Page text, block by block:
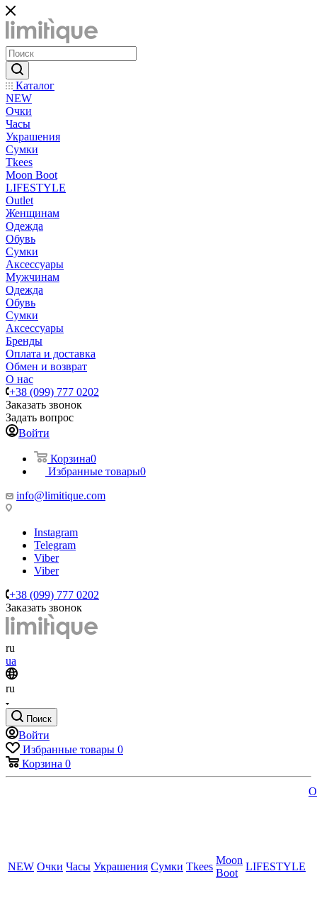
Каталог
NEW
Очки
Часы
Украшения
Сумки
Tkees
Moon Boot
LIFESTYLE
Outlet
Женщинам
Одежда
Обувь
Сумки
Аксессуары
Мужчинам
Одежда
Обувь
Сумки
Аксессуары
Бренды
Оплата и доставка
Обмен и возврат
О нас
+38 (099) 777 0202
Заказать звонок
Задать вопрос
Войти
Корзина0
Избранные товары0
info@limitique.com
Instagram
Telegram
Viber
Viber
+38 (099) 777 0202
Заказать звонок
ru
ua
ru
Поиск
Войти
Избранные товары 0
Корзина 0
NEW Очки Часы Украшения Сумки Tkees
Moon
Boot
LIFESTYLE